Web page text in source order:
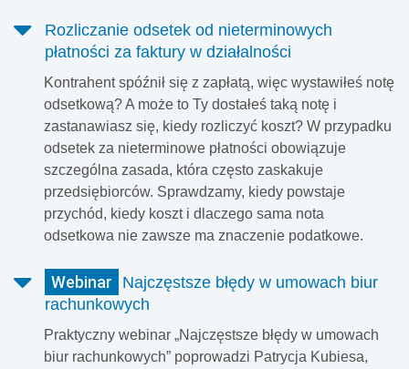
Rozliczanie odsetek od nieterminowych
płatności za faktury w działalności
Kontrahent spóźnił się z zapłatą, więc wystawiłeś notę
odsetkową? A może to Ty dostałeś taką notę i
zastanawiasz się, kiedy rozliczyć koszt? W przypadku
odsetek za nieterminowe płatności obowiązuje
szczególna zasada, która często zaskakuje
przedsiębiorców. Sprawdzamy, kiedy powstaje
przychód, kiedy koszt i dlaczego sama nota
odsetkowa nie zawsze ma znaczenie podatkowe.
Webinar
Najczęstsze błędy w umowach biur
rachunkowych
Praktyczny webinar „Najczęstsze błędy w umowach
biur rachunkowych” poprowadzi Patrycja Kubiesa,